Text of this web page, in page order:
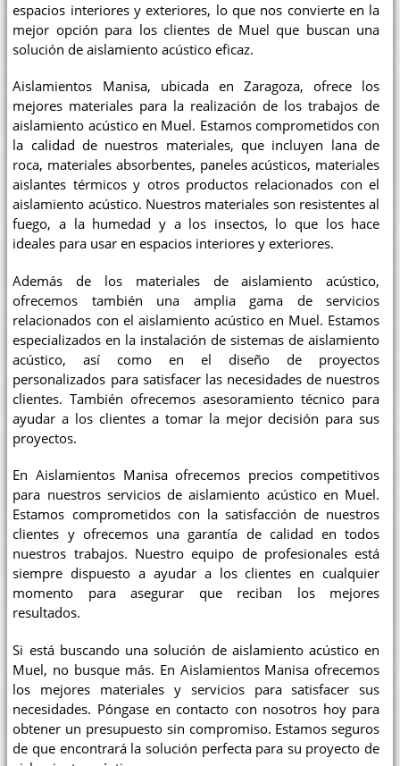
espacios interiores y exteriores, lo que nos convierte en la
mejor opción para los clientes de Muel que buscan una
solución de aislamiento acústico eficaz.
Aislamientos Manisa, ubicada en Zaragoza, ofrece los
mejores materiales para la realización de los trabajos de
aislamiento acústico en Muel. Estamos comprometidos con
la calidad de nuestros materiales, que incluyen lana de
roca, materiales absorbentes, paneles acústicos, materiales
aislantes térmicos y otros productos relacionados con el
aislamiento acústico. Nuestros materiales son resistentes al
fuego, a la humedad y a los insectos, lo que los hace
ideales para usar en espacios interiores y exteriores.
Además de los materiales de aislamiento acústico,
ofrecemos también una amplia gama de servicios
relacionados con el aislamiento acústico en Muel. Estamos
especializados en la instalación de sistemas de aislamiento
acústico, así como en el diseño de proyectos
personalizados para satisfacer las necesidades de nuestros
clientes. También ofrecemos asesoramiento técnico para
ayudar a los clientes a tomar la mejor decisión para sus
proyectos.
En Aislamientos Manisa ofrecemos precios competitivos
para nuestros servicios de aislamiento acústico en Muel.
Estamos comprometidos con la satisfacción de nuestros
clientes y ofrecemos una garantía de calidad en todos
nuestros trabajos. Nuestro equipo de profesionales está
siempre dispuesto a ayudar a los clientes en cualquier
momento para asegurar que reciban los mejores
resultados.
Si está buscando una solución de aislamiento acústico en
Muel, no busque más. En Aislamientos Manisa ofrecemos
los mejores materiales y servicios para satisfacer sus
necesidades. Póngase en contacto con nosotros hoy para
obtener un presupuesto sin compromiso. Estamos seguros
de que encontrará la solución perfecta para su proyecto de